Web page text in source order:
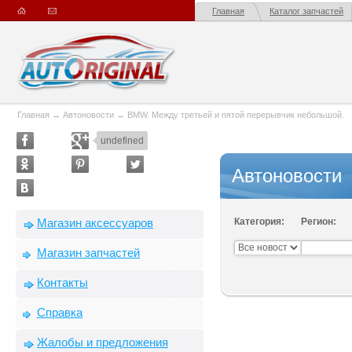
Главная Каталог запчастей
Главная → Автоновости → BMW. Между третьей и пятой перерывчик небольшой.
undefined
Магазин аксессуаров
Магазин запчастей
Контакты
Справка
Жалобы и предложения
Автоновости
Категория: Регион: